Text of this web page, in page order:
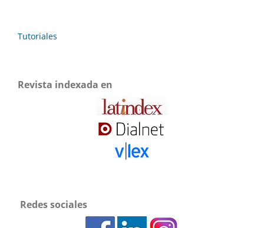
Tutoriales
Revista indexada en
Redes sociales